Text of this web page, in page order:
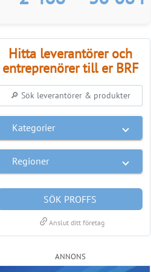
Hitta leverantörer och
entreprenörer till er BRF
Kategorier
Regioner
SÖK PROFFS
linkAnslut ditt företag
ANNONS